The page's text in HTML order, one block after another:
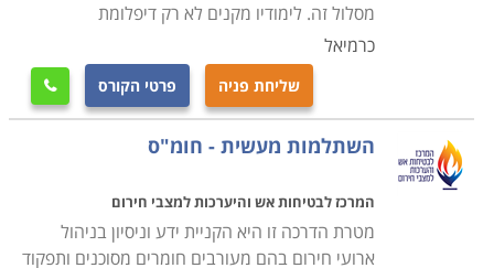
מסלול זה. לימודיו מקנים לא רק דיפלומת
כרמיאל
שליחת פניה פרטי הקורס 
השתלמות מעשית - חומ"ס
המרכז לבטיחות אש והיערכות למצבי חירום
מטרת הדרכה זו היא הקניית ידע וניסיון בניהול
ארועי חירום בהם מעורבים חומרים מסוכנים ותפקוד